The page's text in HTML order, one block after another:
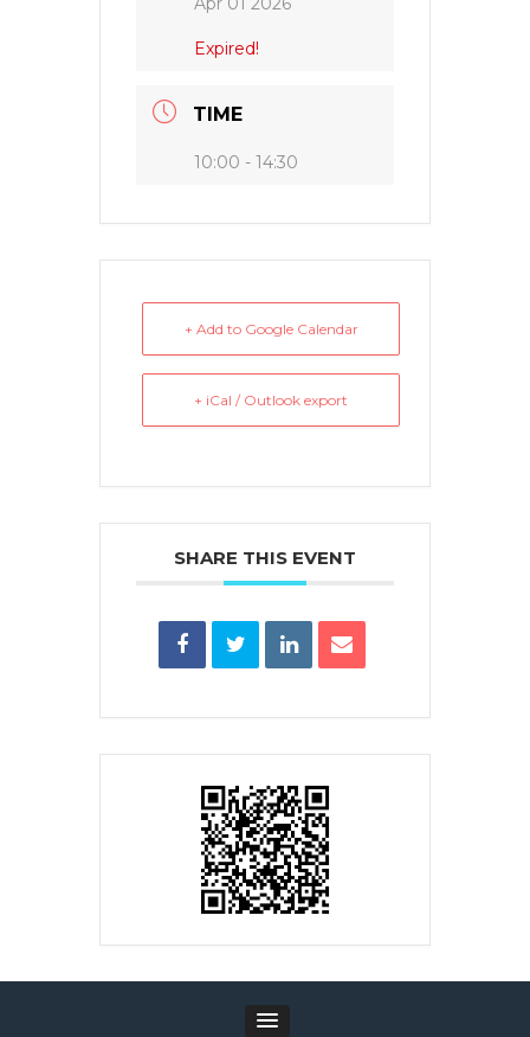
Expired!
TIME
10:00 - 14:30
+ Add to Google Calendar
+ iCal / Outlook export
SHARE THIS EVENT